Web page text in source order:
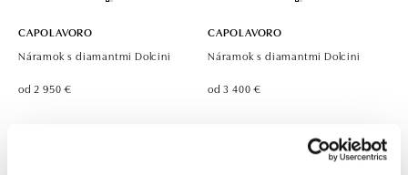
CAPOLAVORO
Náramok s diamantmi Dolcini
od 2 950 €
CAPOLAVORO
Náramok s diamantmi Dolcini
od 3 400 €